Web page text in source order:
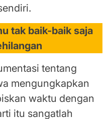
tak baik-baik saja
tentang
mengungkapkan
waktu dengan
itu sangatlah